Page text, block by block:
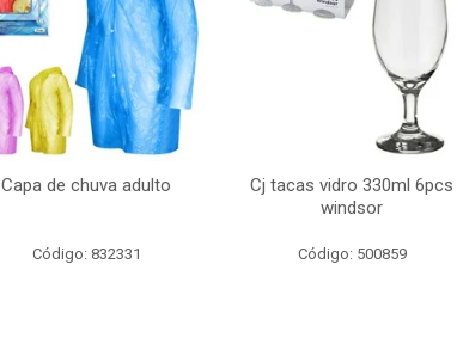
Capa de chuva adulto
Código: 832331
Cj tacas vidro 330ml 6pcs
windsor
Código: 500859